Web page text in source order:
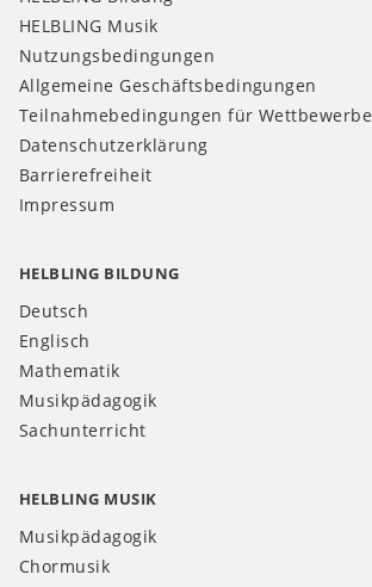
HELBLING Musik
Nutzungsbedingungen
Allgemeine Geschäftsbedingungen
Teilnahmebedingungen für Wettbewerbe
Datenschutzerklärung
Barrierefreiheit
Impressum
HELBLING BILDUNG
Deutsch
Englisch
Mathematik
Musikpädagogik
Sachunterricht
HELBLING MUSIK
Musikpädagogik
Chormusik